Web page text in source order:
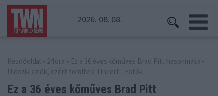
2026. 08. 08.
Kezdőoldal » 24 óra » Ez a 36 éves kőműves Brad Pitt hasonmása -
Üldözik a nők, ezért törölte a Tindert - Fotók
Ez a 36 éves kőműves Brad Pitt